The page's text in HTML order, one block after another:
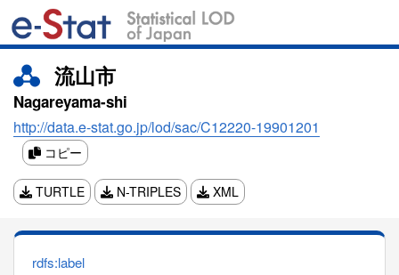
流山市
Nagareyama-shi
http://data.e-stat.go.jp/lod/sac/C12220-19901201
コピー
TURTLE N-TRIPLES XML
rdfs:label